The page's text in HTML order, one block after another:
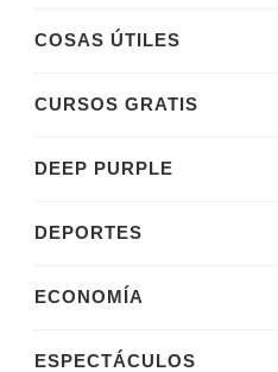
COSAS ÚTILES
CURSOS GRATIS
DEEP PURPLE
DEPORTES
ECONOMÍA
ESPECTÁCULOS